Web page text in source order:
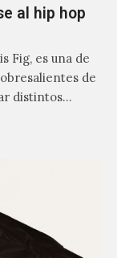
al hip hop
Fig, es una de
de
distintos